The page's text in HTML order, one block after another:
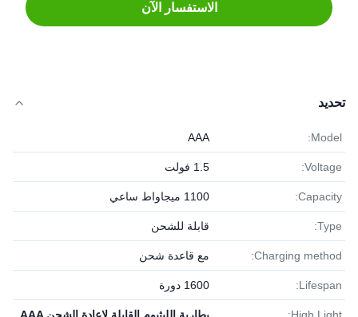
الاستفسار الآن
تحديد
Model:
AAA
Voltage: 1.5 فولت
Capacity: 1100 ميجاواط ساعي
Type: قابلة للشحن
Charging method: مع قاعدة شحن
Lifespan: 1600 دورة